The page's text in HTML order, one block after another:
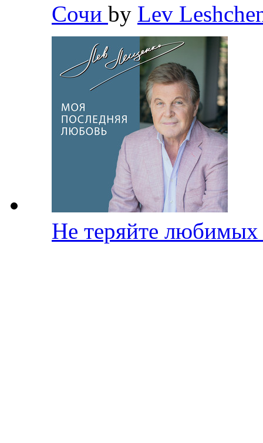
Сочи by Lev
Не теряйте